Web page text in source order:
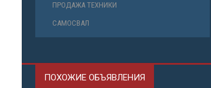
ПРОДАЖА ТЕХНИКИ
САМОСВАЛ
ПОХОЖИЕ ОБЪЯВЛЕНИЯ